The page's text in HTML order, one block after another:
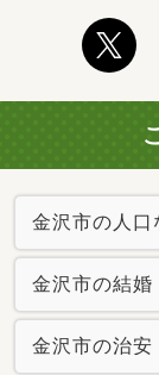
金沢市の人口
金沢市の結婚
金沢市の治安